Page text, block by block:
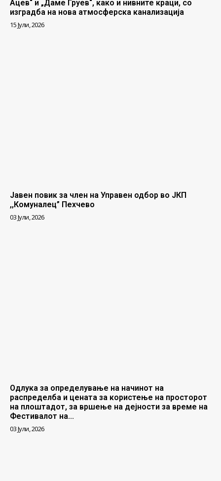
Ацев“ и „Даме Груев“, како и нивните краци, со
изградба на нова атмосферска канализација
15 Јули, 2026
Јавен повик за член на Управен одбор во ЈКП
,,Комуналец” Пехчево
03 Јули, 2026
Одлука за определување на начинот на
распределба и цената за користење на просторот
на плоштадот, за вршење на дејности за време на
Фестивалот на...
03 Јули, 2026